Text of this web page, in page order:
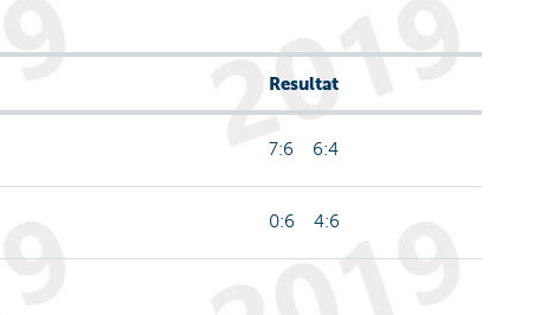
Resultat
7:6 6:4
0:6 4:6